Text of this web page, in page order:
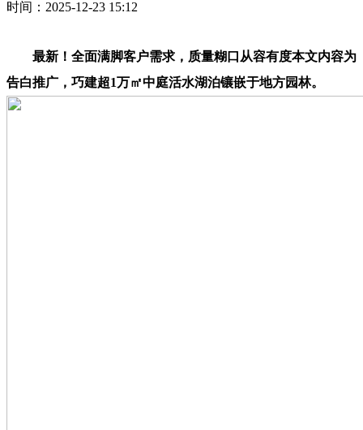
时间：2025-12-23 15:12
最新！全面满脚客户需求，质量糊口从容有度本文内容为
告白推广，巧建超1万㎡中庭活水湖泊镶嵌于地方园林。